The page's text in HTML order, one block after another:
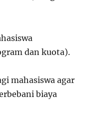
dan kuota).
mahasiswa agar
biaya